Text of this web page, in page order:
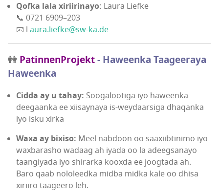
Qofka lala xiriirinayo: Laura Liefke
📞 0721 6909–203
📧 l aura.liefke@sw-ka.de
👭 PatinnenProjekt- Haweenka Taageeraya
Haweenka
Cidda ay u tahay: Soogalootiga iyo haweenka
deegaanka ee xiisaynaya is-weydaarsiga dhaqanka
iyo isku xirka
Waxa ay bixiso: Meel nabdoon oo saaxiibtinimo iyo
waxbarasho wadaag ah iyada oo la adeegsanayo
taangiyada iyo shirarka kooxda ee joogtada ah.
Baro qaab nololeedka midba midka kale oo dhisa
xiriiro taageero leh.